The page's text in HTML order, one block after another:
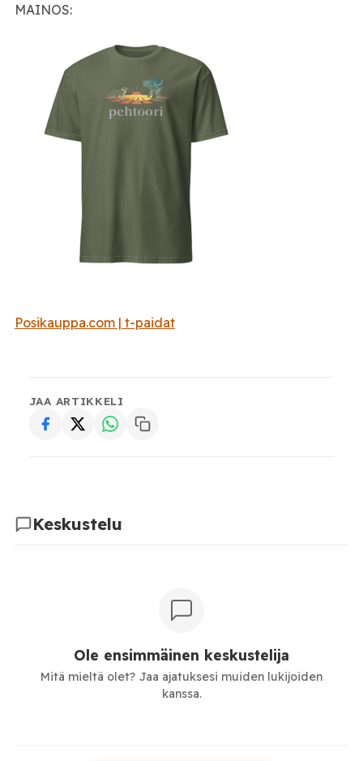
MAINOS:
Posikauppa.com | t-paidat
JAA ARTIKKELI
Keskustelu
Ole ensimmäinen keskustelija
Mitä mieltä olet? Jaa ajatuksesi muiden lukijoiden
kanssa.